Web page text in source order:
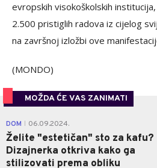
evropskih visokoškolskih
2.500 pristiglih radova iz cijelog
na završnoj izložbi ove
(MONDO)
MOŽDA ĆE VAS ZANIMATI
DOM 06.09.2024.
Želite "estetičan" sto za kafu?
Dizajnerka otkriva kako ga
stilizovati prema obliku